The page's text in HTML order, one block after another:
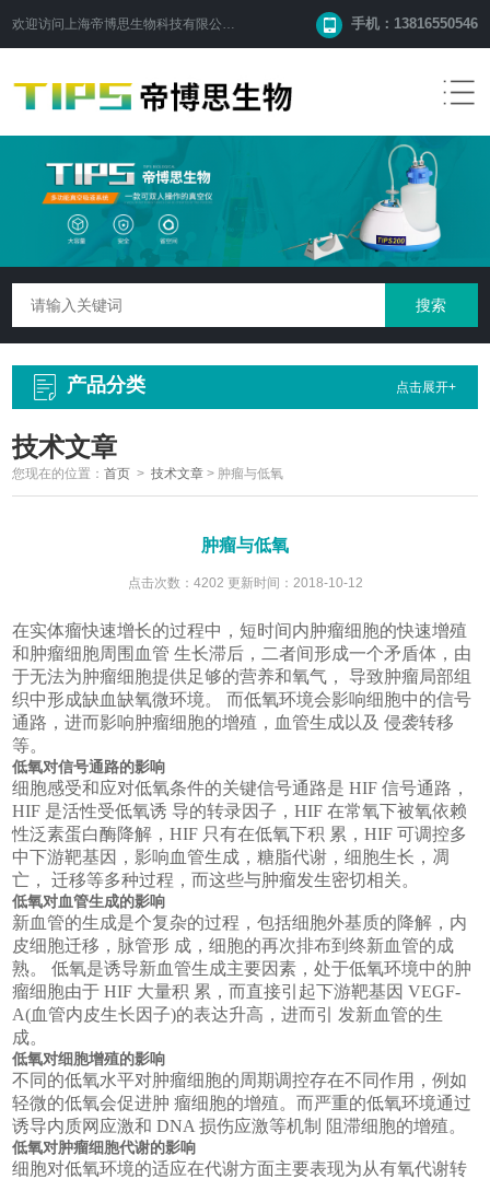
欢迎访问 上海帝博思生物科技有限公司 手机：13816550546
产品分类 点击展开+
技术文章
您现在的位置：首页 >技术文章 > 肿瘤与低氧
肿瘤与低氧
点击次数：4202 更新时间：2018-10-12
在实体瘤快速增长的过程中，短时间内肿瘤细胞的快速增殖
和肿瘤细胞周围血管 生长滞后，二者间形成一个矛盾体，由
于无法为肿瘤细胞提供足够的营养和氧气， 导致肿瘤局部组
织中形成缺血缺氧微环境。 而低氧环境会影响细胞中的信号
通路，进而影响肿瘤细胞的增殖，血管生成以及 侵袭转移
等。
低氧对信号通路的影响
细胞感受和应对低氧条件的关键信号通路是 HIF 信号通路，
HIF 是活性受低氧诱 导的转录因子，HIF 在常氧下被氧依赖
性泛素蛋白酶降解，HIF 只有在低氧下积 累，HIF 可调控多
中下游靶基因，影响血管生成，糖脂代谢，细胞生长，凋
亡， 迁移等多种过程，而这些与肿瘤发生密切相关。
低氧对血管生成的影响
新血管的生成是个复杂的过程，包括细胞外基质的降解，内
皮细胞迁移，脉管形 成，细胞的再次排布到终新血管的成
熟。 低氧是诱导新血管生成主要因素，处于低氧环境中的肿
瘤细胞由于 HIF 大量积 累，而直接引起下游靶基因 VEGF-
A(血管内皮生长因子)的表达升高，进而引 发新血管的生
成。
低氧对细胞增殖的影响
不同的低氧水平对肿瘤细胞的周期调控存在不同作用，例如
轻微的低氧会促进肿 瘤细胞的增殖。而严重的低氧环境通过
诱导内质网应激和 DNA 损伤应激等机制 阻滞细胞的增殖。
低氧对肿瘤细胞代谢的影响
细胞对低氧环境的适应在代谢方面主要表现为从有氧代谢转